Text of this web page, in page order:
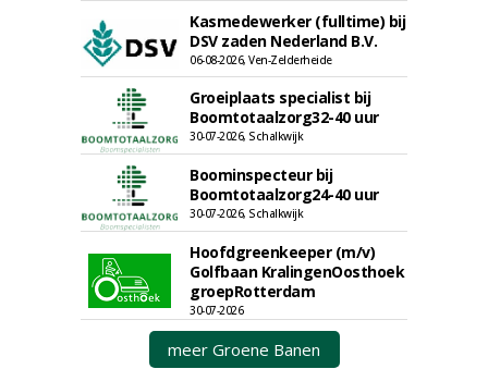
Kasmedewerker (fulltime) bij
DSV zaden Nederland B.V.
06-08-2026, Ven-Zelderheide
Groeiplaats specialist bij
Boomtotaalzorg32-40 uur
30-07-2026, Schalkwijk
Boominspecteur bij
Boomtotaalzorg24-40 uur
30-07-2026, Schalkwijk
Hoofdgreenkeeper (m/v)
Golfbaan KralingenOosthoek
groepRotterdam
30-07-2026
meer Groene Banen